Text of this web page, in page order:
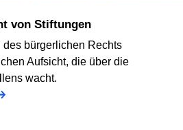
von Stiftungen
bürgerlichen Rechts
Aufsicht, die über die
wacht.